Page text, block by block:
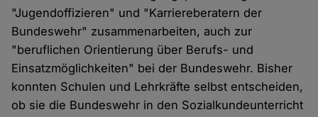
"Jugendoffizieren" und "Karriereberatern der
Bundeswehr" zusammenarbeiten, auch zur
"beruflichen Orientierung über Berufs- und
Einsatzmöglichkeiten" bei der Bundeswehr. Bisher
konnten Schulen und Lehrkräfte selbst entscheiden,
ob sie die Bundeswehr in den Sozialkundeunterricht